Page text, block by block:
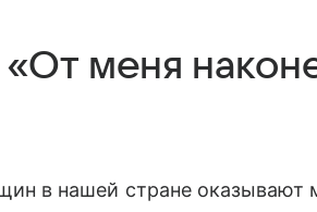
меня
в нашей стране оказывают